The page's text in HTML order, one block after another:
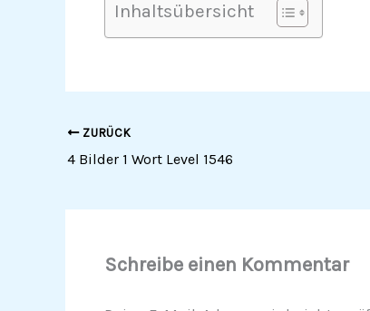
Inhaltsübersicht
ZURÜCK
4 Bilder 1 Wort Level 1546
Schreibe einen Kommentar